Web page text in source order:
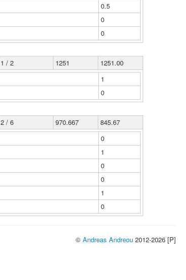
0.5
0
0
1 / 2 1251
1251.00
1
0
2 / 6 970.667
845.67
0
1
0
0
1
0
© Andreas Andreou 2012-2026 [P]